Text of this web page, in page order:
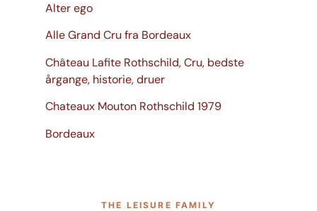
Alter ego
Alle Grand Cru fra Bordeaux
Château Lafite Rothschild, Cru, bedste
årgange, historie, druer
Chateaux Mouton Rothschild 1979
Bordeaux
THE LEISURE FAMILY